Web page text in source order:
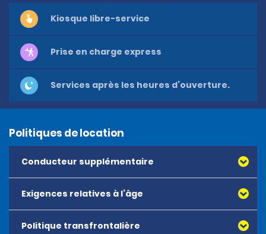
Kiosque libre-service
Prise en charge express
Services après les heures d’ouverture.
Politiques de location
Conducteur supplémentaire
Exigences relatives à l’âge
Politique transfrontalière